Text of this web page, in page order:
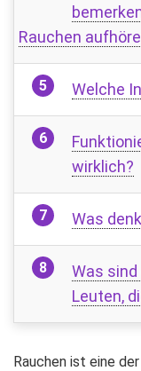
Rauchen
Welche
wirklich?
Was
Was sind
Leuten,
Rauchen ist eine